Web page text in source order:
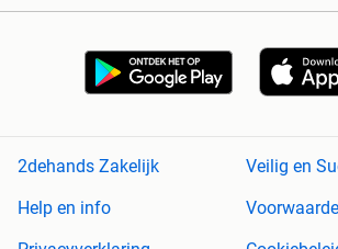
2dehands Zakelijk
Veilig en
Help en info